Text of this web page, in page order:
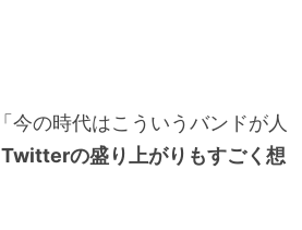
「今の時代はこういうバンドが人
Twitterの盛り上がりもすごく想